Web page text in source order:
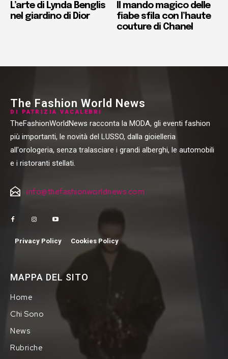
L’arte di Lynda Benglis
nel giardino di Dior
Il mando magico delle
fiabe sfila con l’haute
couture di Chanel
The Fashion World News
DI PATRIZIA VACALEBRI
TheFashionWorldNews racconta la MODA, gli eventi fashion
più importanti, le novità del LUSSO, dalla gioielleria
all'orologeria, senza tralasciare i grandi alberghi, le automobili
e i ristoranti stellati.
info@thefashionworldnews.com
Privacy Policy Cookies Policy
MAPPA DEL SITO
Home
Chi Sono
News
Rubriche